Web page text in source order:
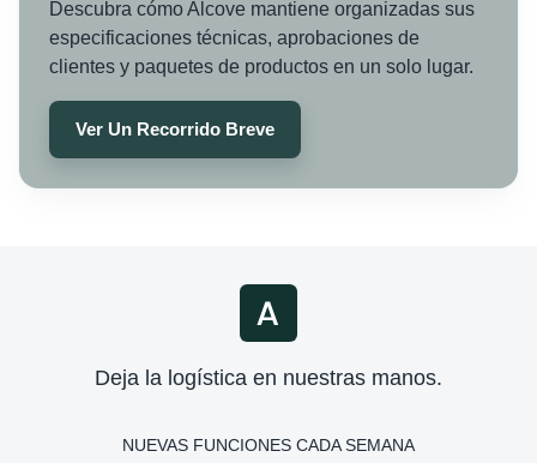
Descubra cómo Alcove mantiene organizadas sus
especificaciones técnicas, aprobaciones de
clientes y paquetes de productos en un solo lugar.
Ver Un Recorrido Breve
Deja la logística en nuestras manos.
NUEVAS FUNCIONES CADA SEMANA